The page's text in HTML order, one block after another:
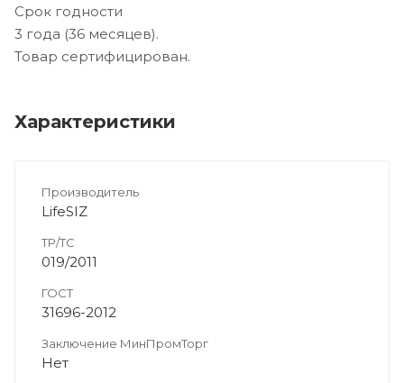
Срок годности
3 года (36 месяцев).
Товар сертифицирован.
Характеристики
Производитель
LifeSIZ
ТР/ТС
019/2011
ГОСТ
31696-2012
Заключение МинПромТорг
Нет